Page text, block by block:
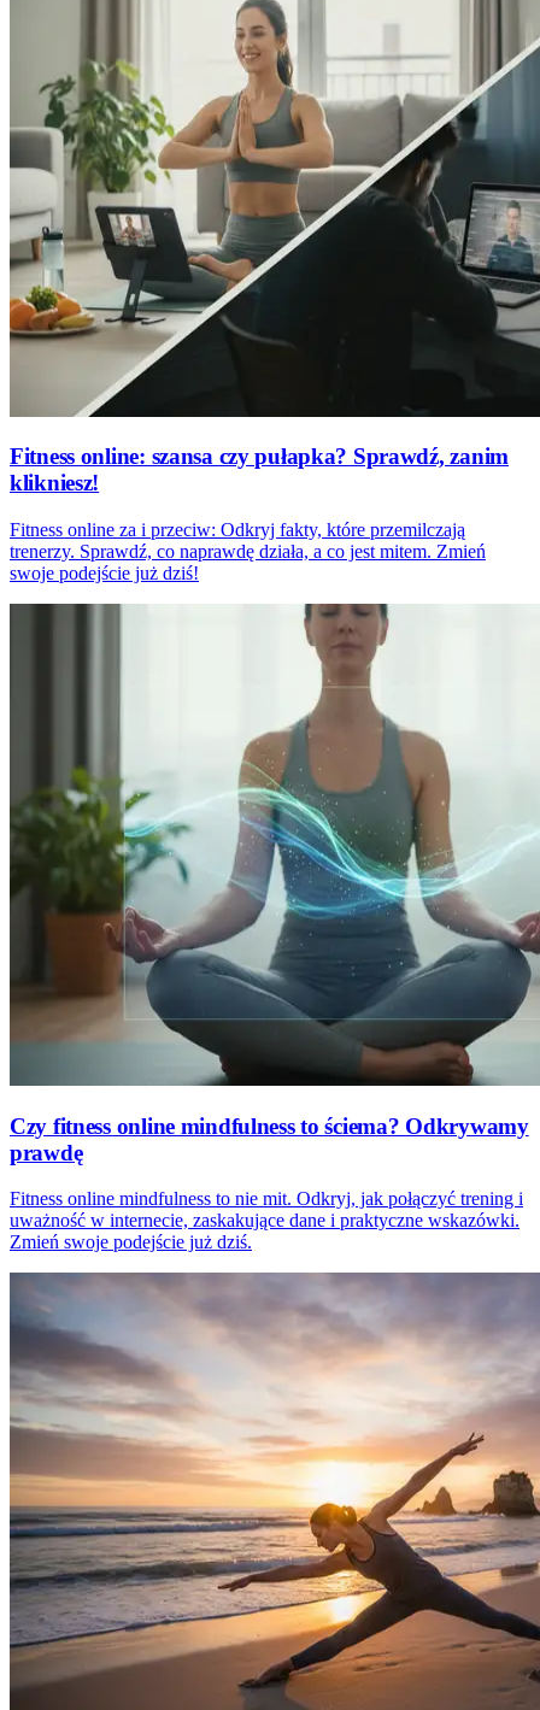
Fitness online: szansa czy pułapka? Sprawdź, zanim
klikniesz!
Fitness online za i przeciw: Odkryj fakty, które przemilczają
trenerzy. Sprawdź, co naprawdę działa, a co jest mitem. Zmień
swoje podejście już dziś!
Czy fitness online mindfulness to ściema? Odkrywamy
prawdę
Fitness online mindfulness to nie mit. Odkryj, jak połączyć trening i
uważność w internecie, zaskakujące dane i praktyczne wskazówki.
Zmień swoje podejście już dziś.